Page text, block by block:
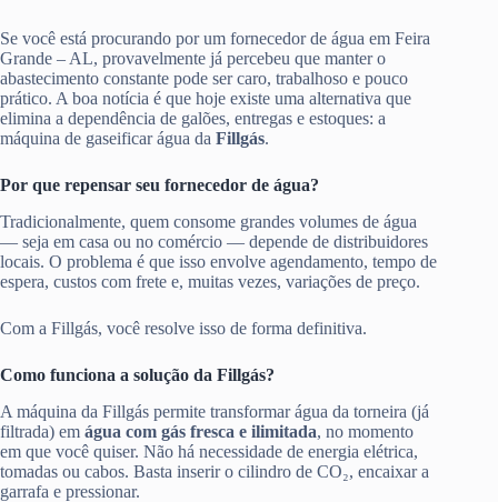
Se você está procurando por um fornecedor de água em Feira
Grande – AL, provavelmente já percebeu que manter o
abastecimento constante pode ser caro, trabalhoso e pouco
prático. A boa notícia é que hoje existe uma alternativa que
elimina a dependência de galões, entregas e estoques: a
máquina de gaseificar água da Fillgás.
Por que repensar seu fornecedor de água?
Tradicionalmente, quem consome grandes volumes de água
— seja em casa ou no comércio — depende de distribuidores
locais. O problema é que isso envolve agendamento, tempo de
espera, custos com frete e, muitas vezes, variações de preço.
Com a Fillgás, você resolve isso de forma definitiva.
Como funciona a solução da Fillgás?
A máquina da Fillgás permite transformar água da torneira (já
filtrada) em água com gás fresca e ilimitada, no momento
em que você quiser. Não há necessidade de energia elétrica,
tomadas ou cabos. Basta inserir o cilindro de CO₂, encaixar a
garrafa e pressionar.